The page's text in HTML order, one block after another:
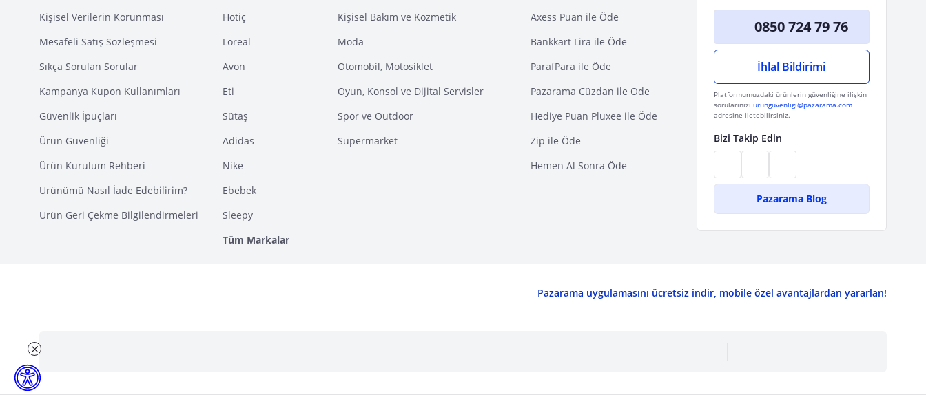
Kişisel Verilerin Korunması
Mesafeli Satış Sözleşmesi
Sıkça Sorulan Sorular
Kampanya Kupon Kullanımları
Güvenlik İpuçları
Ürün Güvenliği
Ürün Kurulum Rehberi
Ürünümü Nasıl İade Edebilirim?
Ürün Geri Çekme Bilgilendirmeleri
Hotiç
Loreal
Avon
Eti
Sütaş
Adidas
Nike
Ebebek
Sleepy
Tüm Markalar
Kişisel Bakım ve Kozmetik
Moda
Otomobil, Motosiklet
Oyun, Konsol ve Dijital Servisler
Spor ve Outdoor
Süpermarket
Axess Puan ile Öde
Bankkart Lira ile Öde
ParafPara ile Öde
Pazarama Cüzdan ile Öde
Hediye Puan Pluxee ile Öde
Zip ile Öde
Hemen Al Sonra Öde
0850 724 79 76
İhlal Bildirimi
Platformumuzdaki ürünlerin güvenliğine ilişkin
sorularınızı urunguvenligi@pazarama.com
adresine iletebilirsiniz.
Bizi Takip Edin
Pazarama Blog
Pazarama uygulamasını ücretsiz indir, mobile özel avantajlardan yararlan!